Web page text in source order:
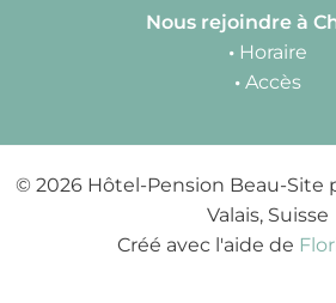
Nous rejoindre à
• Horaire
• Accès
© 2026 Hôtel-Pension Beau-Site
Valais, Suisse
Créé avec l'aide de